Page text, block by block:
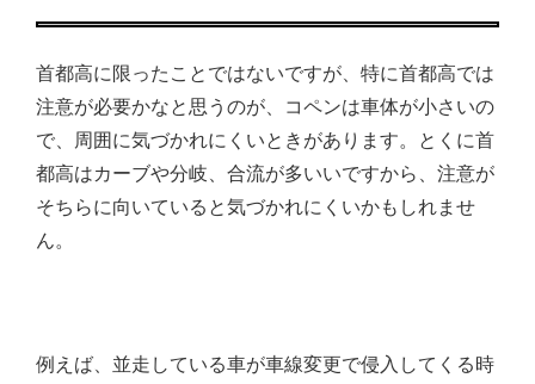
首都高に限ったことではないですが、特に首都高では
注意が必要かなと思うのが、コペンは車体が小さいの
で、周囲に気づかれにくいときがあります。とくに首
都高はカーブや分岐、合流が多いいですから、注意が
そちらに向いていると気づかれにくいかもしれませ
ん。
例えば、並走している車が車線変更で侵入してくる時